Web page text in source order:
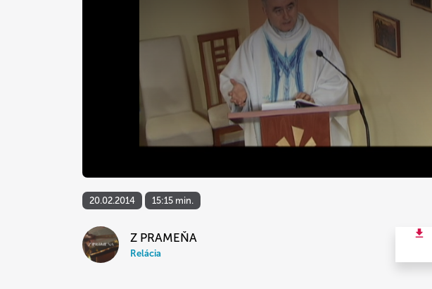
20.02.2014 15:15 min.
Z PRAMEŇA
Relácia